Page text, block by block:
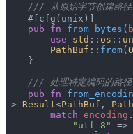
/// 从原始字节创建路
    #[cfg(unix)]
    pub
fn from_bytes (
        use
std :: os ::
        PathBuf
:: from(
    }
/// 处理特定编码的路
    pub
fn
-> Result<PathBuf ,
        match
encoding .
            "utf-8"
=>